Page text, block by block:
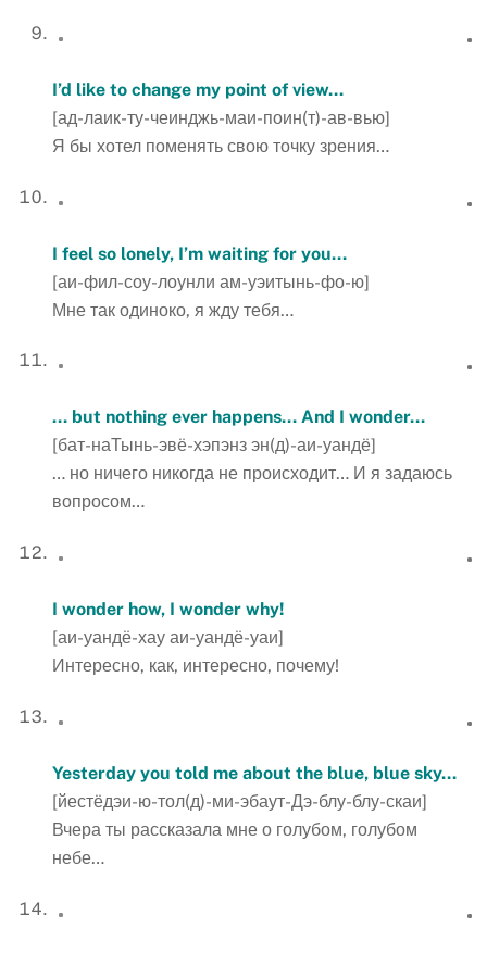
I’d like to change my point of view…
[ад-лаик-ту-чеинджь-маи-поин(т)-ав-вью]
Я бы хотел поменять свою точку зрения…
I feel so lonely, I’m waiting for you…
[аи-фил-соу-лоунли ам-уэитынь-фо-ю]
Мне так одиноко, я жду тебя…
… but nothing ever happens… And I wonder…
[бат-наТынь-эвё-хэпэнз эн(д)-аи-уандё]
… но ничего никогда не происходит… И я задаюсь
вопросом…
I wonder how, I wonder why!
[аи-уандё-хау аи-уандё-уаи]
Интересно, как, интересно, почему!
Yesterday you told me about the blue, blue sky…
[йестёдэи-ю-тол(д)-ми-эбаут-Дэ-блу-блу-скаи]
Вчера ты рассказала мне о голубом, голубом
небе…